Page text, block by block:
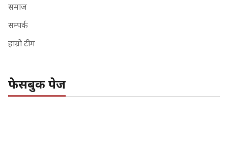
समाज
सम्पर्क
हाम्रो टीम
फेसबुक पेज